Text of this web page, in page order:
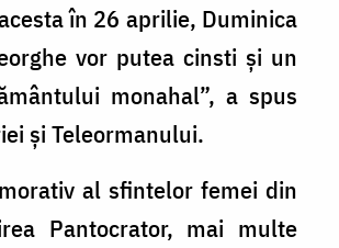
în 26 aprilie, Duminica
vor putea cinsti și un
monahal”, a spus
și Teleormanului.
al sfintelor femei din
Pantocrator, mai multe